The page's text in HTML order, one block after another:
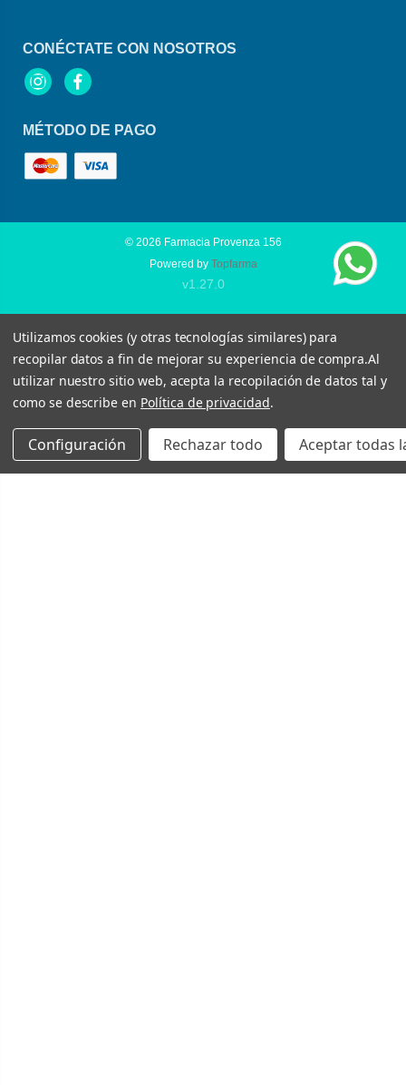
CONÉCTATE CON NOSOTROS
InstagramFacebook
MÉTODO DE PAGO
© 2026 Farmacia Provenza 156
Powered by Topfarma
v1.27.0
Utilizamos cookies (y otras tecnologías similares) para
recopilar datos a fin de mejorar su experiencia de compra.Al
utilizar nuestro sitio web, acepta la recopilación de datos tal y
como se describe en Política de privacidad.
Configuración Rechazar todo Aceptar todas